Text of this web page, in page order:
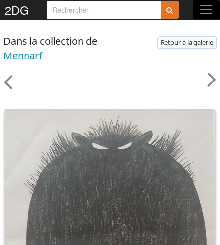
2DG
Dans la collection de
Mennarf
Retour à la galerie